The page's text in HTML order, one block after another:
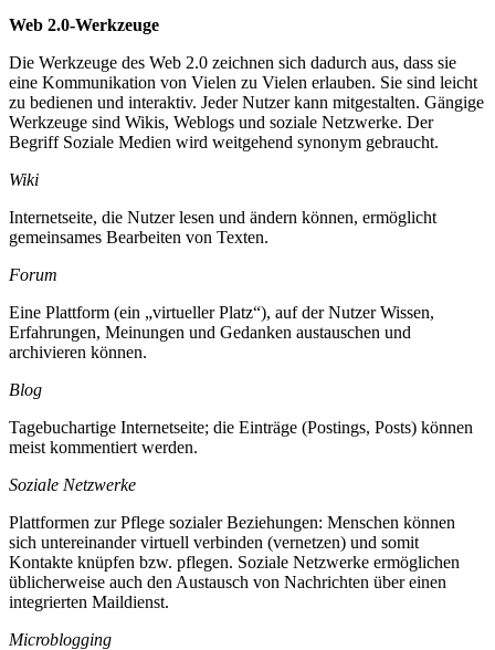
Web 2.0-Werkzeuge
Die Werkzeuge des Web 2.0 zeichnen sich dadurch aus, dass sie
eine Kommunikation von Vielen zu Vielen erlauben. Sie sind leicht
zu bedienen und interaktiv. Jeder Nutzer kann mitgestalten. Gängige
Werkzeuge sind Wikis, Weblogs und soziale Netzwerke. Der
Begriff Soziale Medien wird weitgehend synonym gebraucht.
Wiki
Internetseite, die Nutzer lesen und ändern können, ermöglicht
gemeinsames Bearbeiten von Texten.
Forum
Eine Plattform (ein „virtueller Platz“), auf der Nutzer Wissen,
Erfahrungen, Meinungen und Gedanken austauschen und
archivieren können.
Blog
Tagebuchartige Internetseite; die Einträge (Postings, Posts) können
meist kommentiert werden.
Soziale Netzwerke
Plattformen zur Pflege sozialer Beziehungen: Menschen können
sich untereinander virtuell verbinden (vernetzen) und somit
Kontakte knüpfen bzw. pflegen. Soziale Netzwerke ermöglichen
üblicherweise auch den Austausch von Nachrichten über einen
integrierten Maildienst.
Microblogging